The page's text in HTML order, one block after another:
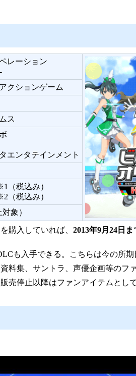
レーション
クションゲーム
ス
エンタテインメント
（税込み）
（税込み）
象）
を購入していれば、 2013年9月24日ま
も入手できる。こちらは今の所期
集、サントラ、声優企画等のフ
売停止以降はファンアイテムとし